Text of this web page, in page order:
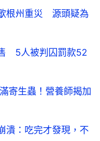
根州重災 源頭疑為
5人被判囚罰款52
寄生蟲！營養師揭加
潰：吃完才發現，不